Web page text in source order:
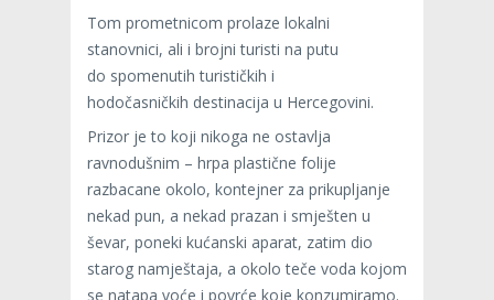
Tom prometnicom prolaze lokalni
stanovnici, ali i brojni turisti na putu
do spomenutih turističkih i
hodočasničkih destinacija u Hercegovini.
Prizor je to koji nikoga ne ostavlja
ravnodušnim – hrpa plastične folije
razbacane okolo, kontejner za prikupljanje
nekad pun, a nekad prazan i smješten u
ševar, poneki kućanski aparat, zatim dio
starog namještaja, a okolo teče voda kojom
se natapa voće i povrće koje konzumiramo.